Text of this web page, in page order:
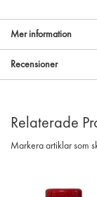
Mer information
Recensioner
Relaterade
Markera artiklar som